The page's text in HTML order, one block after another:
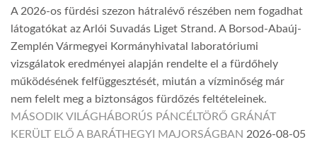
A 2026-os fürdési szezon hátralévő részében nem fogadhat
látogatókat az Arlói Suvadás Liget Strand. A Borsod-Abaúj-
Zemplén Vármegyei Kormányhivatal laboratóriumi
vizsgálatok eredményei alapján rendelte el a fürdőhely
működésének felfüggesztését, miután a vízminőség már
nem felelt meg a biztonságos fürdőzés feltételeinek.
MÁSODIK VILÁGHÁBORÚS PÁNCÉLTÖRŐ GRÁNÁT
KERÜLT ELŐ A BARÁTHEGYI MAJORSÁGBAN 2026-08-05